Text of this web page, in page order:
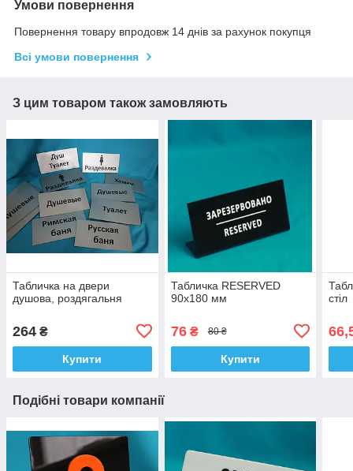
Умови повернення
Повернення товару впродовж 14 днів за рахунок покупця
Всі умови повернення
З цим товаром також замовляють
Табличка на двери
душова, роздягальня
264 ₴
Купити
Табличка RESERVED
90х180 мм
76₴ 80 ₴
Купити
стіл
Подібні товари компанії